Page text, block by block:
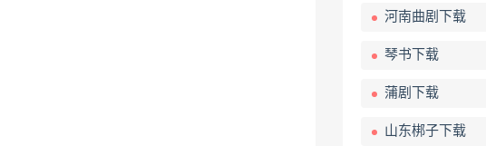
河南曲剧下载
琴书下载
蒲剧下载
山东梆子下载